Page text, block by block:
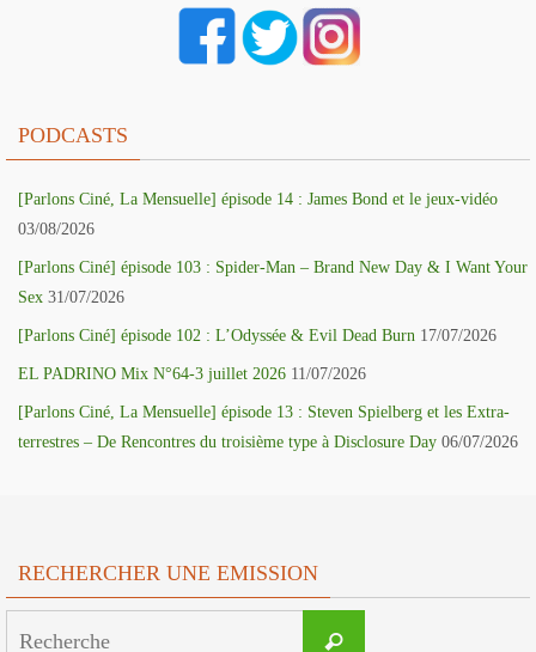
PODCASTS
[Parlons Ciné, La Mensuelle] épisode 14 : James Bond et le jeux-vidéo
03/08/2026
[Parlons Ciné] épisode 103 : Spider-Man – Brand New Day & I Want Your
Sex 31/07/2026
[Parlons Ciné] épisode 102 : L’Odyssée & Evil Dead Burn 17/07/2026
EL PADRINO Mix N°64-3 juillet 2026 11/07/2026
[Parlons Ciné, La Mensuelle] épisode 13 : Steven Spielberg et les Extra-
terrestres – De Rencontres du troisième type à Disclosure Day 06/07/2026
RECHERCHER UNE EMISSION
Recherche